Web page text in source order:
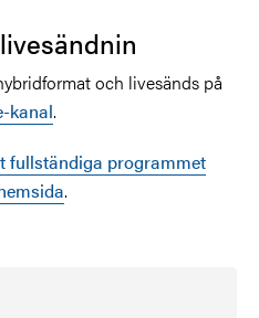
och livesänds på
kanal.
fullständiga programmet
.